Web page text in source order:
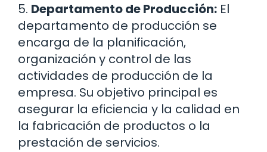
5. Departamento de Producción: El
departamento de producción se
encarga de la planificación,
organización y control de las
actividades de producción de la
empresa. Su objetivo principal es
asegurar la eficiencia y la calidad en
la fabricación de productos o la
prestación de servicios.